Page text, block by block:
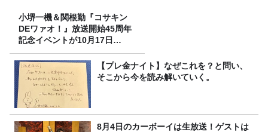
小堺一機＆関根勤『コサキン
DEワァオ！』放送開始45周年
記念イベントが10月17日
（土）に開催決定！本日より
FC先行受付スタート！【プレ金ナイト】なぜこれを？と問い、
そこから今を読み解いていく。
8月4日のカーボーイは生放送！ゲストは